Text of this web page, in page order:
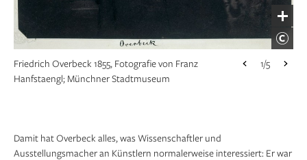
Friedrich Overbeck 1855, Fotografie von Franz
Hanfstaengl; Münchner Stadtmuseum
1/5
Friedrich Overbeck, Heimsuchung Mariae, 1867/68,
74 × 47 cm; Museum Behnhaus Drägerhaus, Lübeck
Friedrich Overbeck, Selbstbildnis mit Bibel,
1808/09, 55,5 × 45,5 cm; Museum Behnhaus
Drägerhaus, Lübeck
1/5
Damit hat Overbeck alles, was Wissenschaftler und
Ausstellungsmacher an Künstlern normalerweise interessiert: Er war